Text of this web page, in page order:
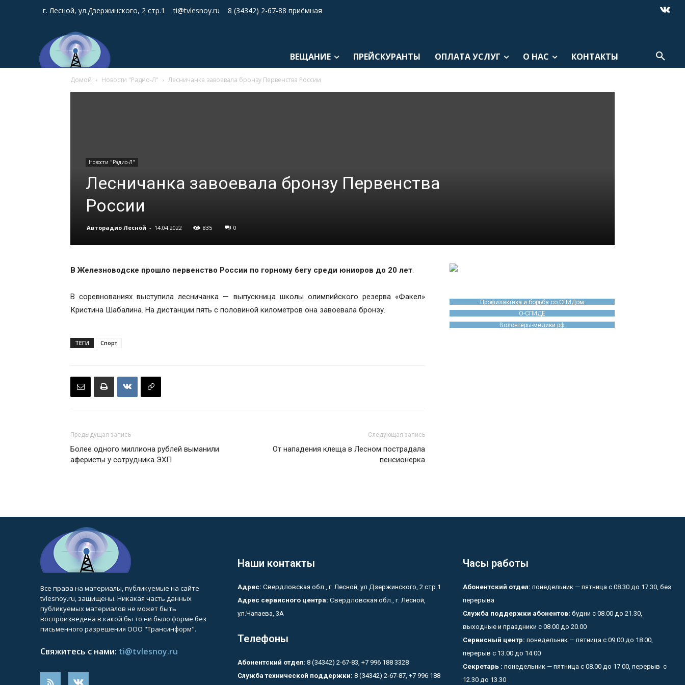
г. Лесной, ул.Дзержинского, 2 стр.1 ti@tvlesnoy.ru 8 (34342) 2-67-88 приёмная
ВЕЩАНИЕ ПРЕЙСКУРАНТЫ ОПЛАТА УСЛУГ О НАС КОНТАКТЫ
Домой Новости "Радио-Л" Лесничанка завоевала бронзу Первенства России
Новости "Радио-Л"
Лесничанка завоевала бронзу Первенства
России
Авторадио Лесной - 14.04.2022 835 0
В Железноводске прошло первенство России по горному бегу среди юниоров до 20 лет
В соревнованиях выступила лесничанка — выпускница школы олимпийского резерва «Факел»
Кристина Шабалина. На дистанции пять с половиной километров она завоевала бронзу.
ТЕГИ Спорт
Предыдущая запись
Более одного миллиона рублей выманили
аферисты у сотрудника ЭХП
Следующая запись
От нападения клеща в Лесном пострадала
пенсионерка
Профилактика и борьба со СПИДом
О-СПИДЕ
Волонтеры-медики.рф
Все права на материалы, публикуемые на сайте
tvlesnoy.ru, защищены. Никакая часть данных
публикуемых материалов не может быть
воспроизведена в какой бы то ни было форме без
письменного разрешения ООО "Трансинформ".
Свяжитесь с нами: ti@tvlesnoy.ru
Наши контакты
Адрес: Свердловская обл., г. Лесной, ул.Дзержинского, 2 стр.1
Адрес сервисного центра: Свердловская обл., г. Лесной,
ул.Чапаева, 3А
Телефоны
Абонентский отдел: 8 (34342) 2-67-83, +7 996 188 3328
Служба технической поддержки: 8 (34342) 2-67-87, +7 996 188
Часы работы
Абонентский отдел: понедельник — пятница с 08.30 до 17.30, без
перерыва
Служба поддержки абонентов: будни с 08.00 до 21.30,
выходные и праздники с 08.00 до 20.00
Сервисный центр: понедельник — пятница с 09.00 до 18.00,
перерыв с 13.00 до 14.00
Секретарь : понедельник — пятница с 08.00 до 17.00, перерыв с
12.30 до 13.30